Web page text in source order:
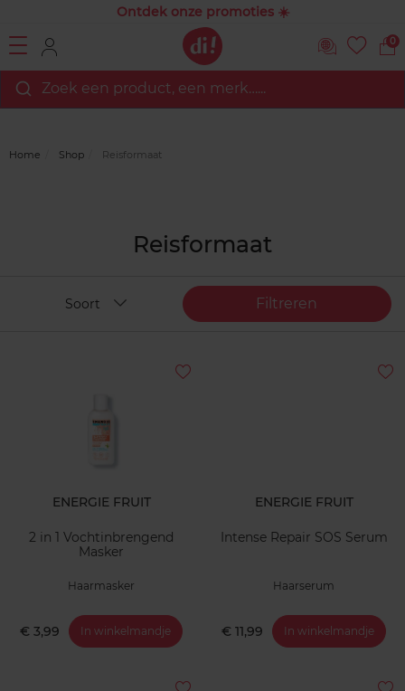
Ontdek onze promoties ☀️
0
Zoek een product, een merk…...
Home Shop Reisformaat
Reisformaat
Filtreren
Soort
ENERGIE FRUIT
2 in 1 Vochtinbrengend
Masker
Haarmasker
€ 3,99 In winkelmandje
ENERGIE FRUIT
Intense Repair SOS Serum
Haarserum
€ 11,99 In winkelmandje